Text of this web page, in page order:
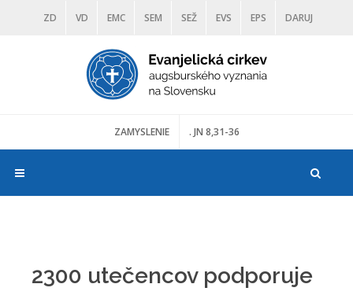
ZD VD EMC SEM SEŽ EVS EPS DARUJ
DIAKONIA ŠKOLY TRANOSCIUS
ZAMYSLENIE . JN 8,31-36
2300 utečencov podporuje